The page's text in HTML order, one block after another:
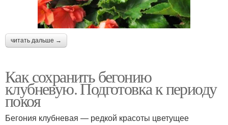
читать дальше →
Как сохранить бегонию
клубневую. Подготовка к периоду
покоя
Бегония клубневая — редкой красоты цветущее